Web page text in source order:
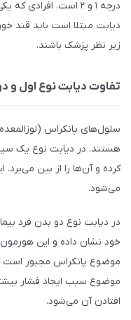
درجه ۱ و ۲ است. افرادی
دیابت مبتلا است باید قند
زیر نظر پزشک باشند.
تفاوت دیابت نوع اول و
سلول‌های پانکراس
هستند. در دیابت نوع یک
کرده و آن‌ها را از بین
می‌شود.
در دیابت نوع دو بدن فرد
خود نشان داده و این هورمون
موضوع پانکراس مجبور است
موضوع سبب ایجاد فشار
افتادن آن می‌شود.